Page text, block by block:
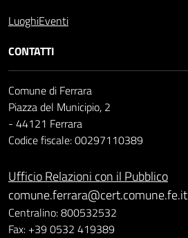
LuoghiEventi
CONTATTI
Comune di Ferrara
Piazza del Municipio, 2
- 44121 Ferrara
Codice fiscale: 00297110389
Ufficio Relazioni con il Pubblico
comune.ferrara@cert.comune.fe.it
Centralino: 800532532
Fax: +39 0532 419389